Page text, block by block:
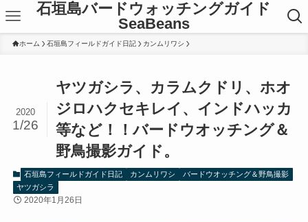
石垣島バードウォッチングガイド
SeaBeans
ホーム 石垣島フィールドガイド日記 カンムリワシ
ヤツガシラ、カラムクドリ、ホオ
ジロハクセキレイ、インドハッカ
等など！！バードウオッチング＆
野鳥撮影ガイド。
2020
1/26
石垣島フィールドガイド日記 カンムリワシ
バードウオッチング＆野鳥撮影
ヤツガシラ
2020年1月26日